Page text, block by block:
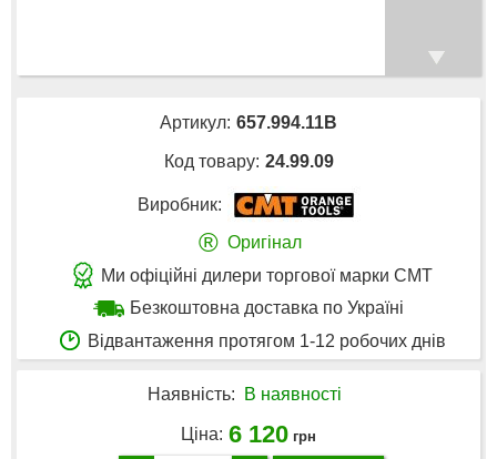
Артикул: 657.994.11B
Код товару: 24.99.09
Виробник:
® Оригінал
Ми офіційні дилери торгової марки CMT
Безкоштовна доставка по Україні
Відвантаження протягом 1-12 робочих днів
Наявність: В наявності
Ціна: 6 120 грн